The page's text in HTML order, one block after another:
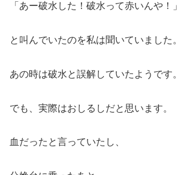
「あー破水した！破水って赤いんや！」
と叫んでいたのを私は聞いていました。
あの時は破水と誤解していたようです。
でも、実際はおしるしだと思います。
血だったと言っていたし、